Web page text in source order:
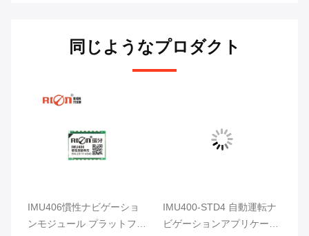
同じようなプロダクト
IMU406慣性ナビゲーショ
ンモジュール プラットフォ
IMU400-STD4 自動運転ナ
ビゲーションアプリケーシ